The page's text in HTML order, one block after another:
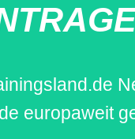
europaweit